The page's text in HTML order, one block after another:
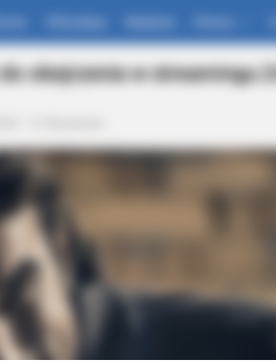
obejrzenia w streamingu
Be His Best To Date